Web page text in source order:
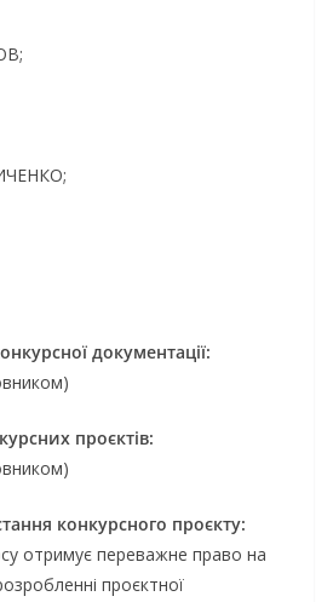
документації:
проєктів:
конкурсного проєкту:
отримує переважне право на
проєктної